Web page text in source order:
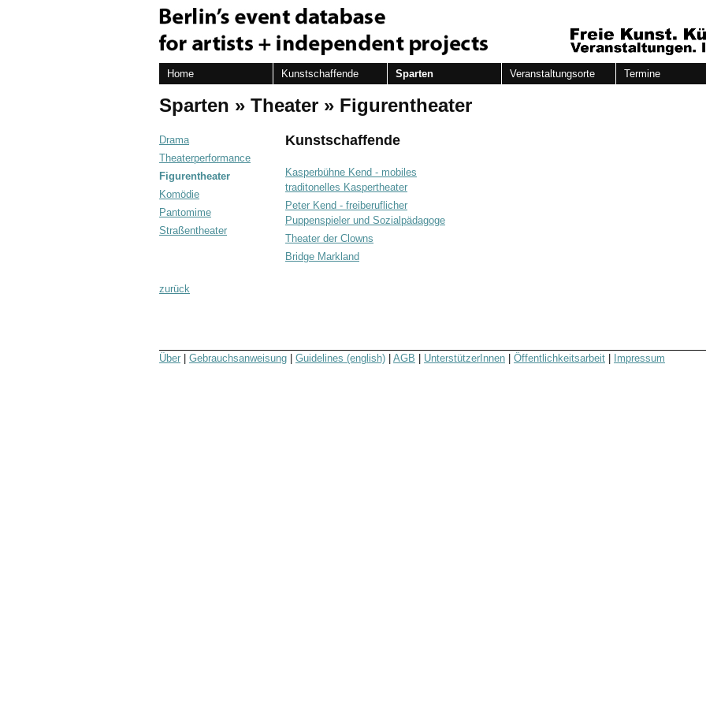
Home Kunstschaffende Sparten Veranstaltungsorte Termine
Sparten » Theater » Figurentheater
Drama
Theaterperformance
Figurentheater
Komödie
Pantomime
Straßentheater
Kunstschaffende
Kasperbühne Kend - mobiles
traditonelles Kaspertheater
Peter Kend - freiberuflicher
Puppenspieler und Sozialpädagoge
Theater der Clowns
Bridge Markland
zurück
Über Gebrauchsanweisung Guidelines (english) AGB UnterstützerInnen Öffentlichkeitsarbeit Impressum